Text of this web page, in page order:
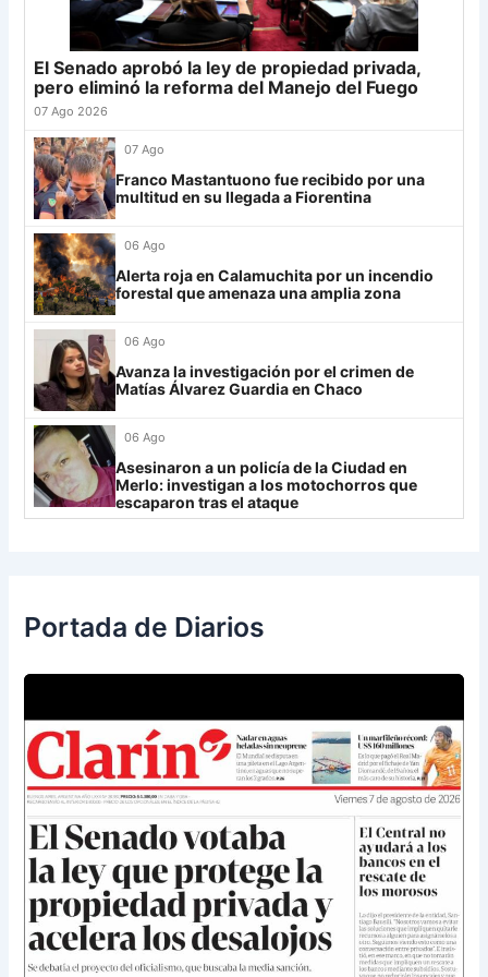
Grupo G
Mirassol
Lanús
Always Ready
Grupo H
IDV
Rosario Central
UCV FC
Libertad
Atl. Tucumán 19 19
Newell's 19 -12 19
26 Central Córdoba 19 -12 19
27 Platense
28 Riestra
29 Aldosivi
30 Estudiantes RC 19 -21
El Senado aprobó la ley de propiedad privada,
pero eliminó la reforma del Manejo del Fuego
07 Ago 2026
07 Ago
Franco Mastantuono fue recibido por una
multitud en su llegada a Fiorentina
06 Ago
Alerta roja en Calamuchita por un incendio
forestal que amenaza una amplia zona
06 Ago
Avanza la investigación por el crimen de
Matías Álvarez Guardia en Chaco
06 Ago
Asesinaron a un policía de la Ciudad en
Merlo: investigan a los motochorros que
escaparon tras el ataque
Portada de Diarios